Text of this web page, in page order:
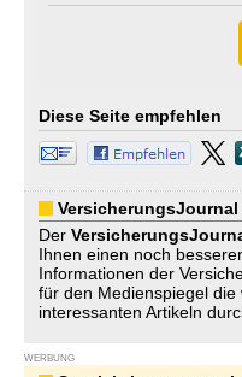
Diese Seite empfehlen
Der
Ihnen einen noch
Informationen der
für den Medienspiegel
interessanten Artikeln
WERBUNG